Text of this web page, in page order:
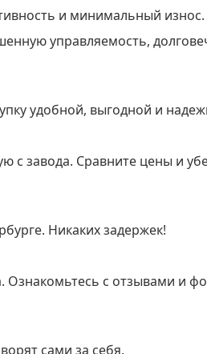
и минимальный износ.
управляемость,
удобной, выгодной и
с завода. Сравните цены и
Никаких задержек!
Ознакомьтесь с отзывами и
сами за себя.